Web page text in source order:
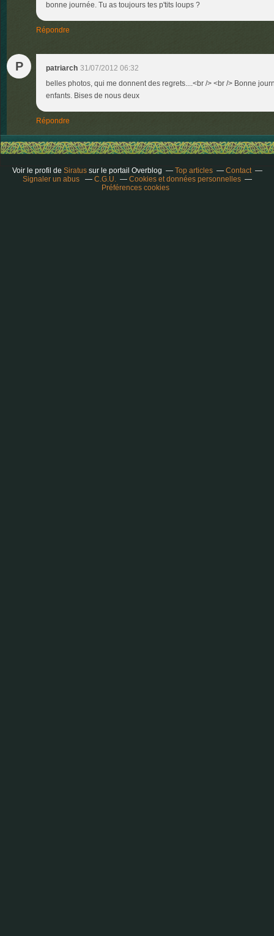
bonne journée. Tu as toujours tes p'tits loups ?
Répondre
P patriarch 31/07/2012 06:32
belles photos, qui me donnent des regrets....<br /> <br /> Bonne
enfants. Bises de nous deux
Répondre
Voir le profil de Siratussur le portail Overblog Top articles
Contact
Signaler un abus
C.G.U.
Cookies et données personnelles
Préférences cookies